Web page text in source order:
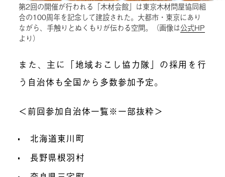
第2回の開催が行われる「木材会館」は東京木材問屋協同組
合の100周年を記念して建設された。大都市・東京にあり
ながら、手触りとぬくもりが伝わる空間。（画像は公式HP
より）
また、主に「地域おこし協力隊」の採用を行
う自治体も全国から多数参加予定。
＜前回参加自治体一覧※一部抜粋＞
北海道東川町
長野県根羽村